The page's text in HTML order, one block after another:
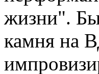
жизни".
камня на